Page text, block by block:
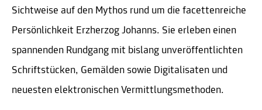
Sichtweise auf den Mythos rund um die facettenreiche
Persönlichkeit Erzherzog Johanns. Sie erleben einen
spannenden Rundgang mit bislang unveröffentlichten
Schriftstücken, Gemälden sowie Digitalisaten und
neuesten elektronischen Vermittlungsmethoden.